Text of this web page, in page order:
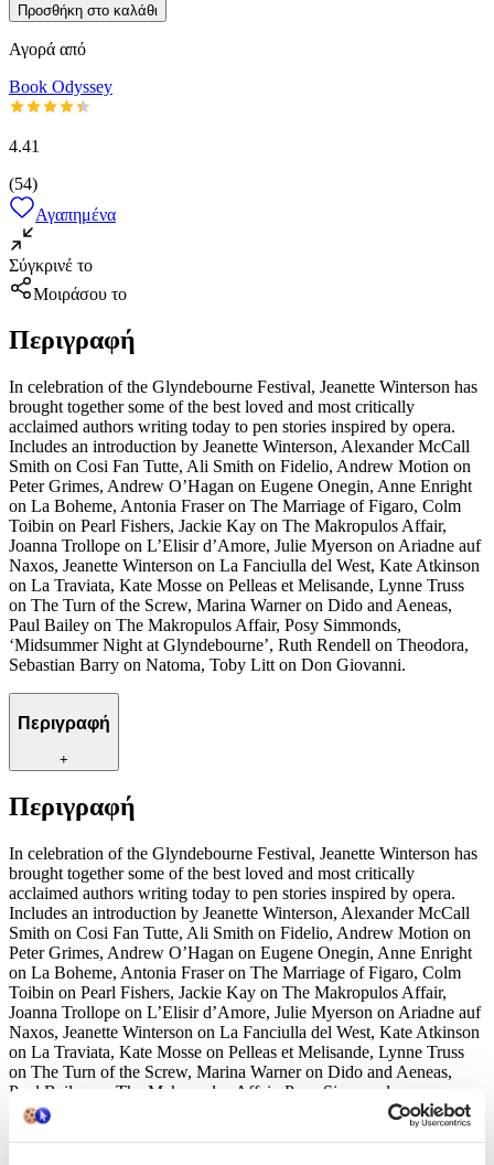
Προσθήκη στο καλάθι
Αγορά από
Book Odyssey
4.41
(54)
Αγαπημένα
Σύγκρινέ το
Μοιράσου το
Περιγραφή
In celebration of the Glyndebourne Festival, Jeanette Winterson has
brought together some of the best loved and most critically
acclaimed authors writing today to pen stories inspired by opera.
Includes an introduction by Jeanette Winterson, Alexander McCall
Smith on Cosi Fan Tutte, Ali Smith on Fidelio, Andrew Motion on
Peter Grimes, Andrew O’Hagan on Eugene Onegin, Anne Enright
on La Boheme, Antonia Fraser on The Marriage of Figaro, Colm
Toibin on Pearl Fishers, Jackie Kay on The Makropulos Affair,
Joanna Trollope on L’Elisir d’Amore, Julie Myerson on Ariadne auf
Naxos, Jeanette Winterson on La Fanciulla del West, Kate Atkinson
on La Traviata, Kate Mosse on Pelleas et Melisande, Lynne Truss
on The Turn of the Screw, Marina Warner on Dido and Aeneas,
Paul Bailey on The Makropulos Affair, Posy Simmonds,
‘Midsummer Night at Glyndebourne’, Ruth Rendell on Theodora,
Sebastian Barry on Natoma, Toby Litt on Don Giovanni.
Περιγραφή
+
Περιγραφή
In celebration of the Glyndebourne Festival, Jeanette Winterson has
brought together some of the best loved and most critically
acclaimed authors writing today to pen stories inspired by opera.
Includes an introduction by Jeanette Winterson, Alexander McCall
Smith on Cosi Fan Tutte, Ali Smith on Fidelio, Andrew Motion on
Peter Grimes, Andrew O’Hagan on Eugene Onegin, Anne Enright
on La Boheme, Antonia Fraser on The Marriage of Figaro, Colm
Toibin on Pearl Fishers, Jackie Kay on The Makropulos Affair,
Joanna Trollope on L’Elisir d’Amore, Julie Myerson on Ariadne auf
Naxos, Jeanette Winterson on La Fanciulla del West, Kate Atkinson
on La Traviata, Kate Mosse on Pelleas et Melisande, Lynne Truss
on The Turn of the Screw, Marina Warner on Dido and Aeneas,
Paul Bailey on The Makropulos Affair, Posy Simmonds,
‘Midsummer Night at Glyndebourne’, Ruth Rendell on Theodora,